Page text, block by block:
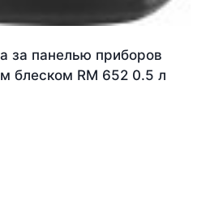
за панелью приборов
блеском RM 652 0.5 л